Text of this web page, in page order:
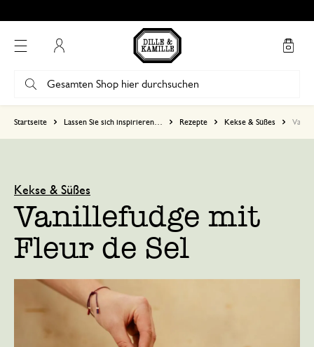
Startseite Lassen Sie sich inspirieren… Rezepte Kekse & Süßes
Kekse & Süßes
Vanillefudge mit
Fleur de Sel